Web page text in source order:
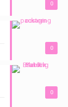
0
0
0